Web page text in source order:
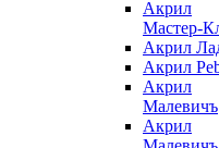
Акрил
Мастер-
Акрил
Акрил
Акрил
Малевичъ
Акрил